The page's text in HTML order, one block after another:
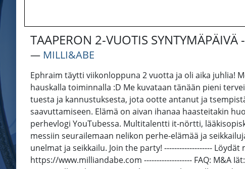
TAAPERON 2-VUOTIS SYNTYMÄPÄIVÄ
― MILLI&ABE
Ephraim täytti viikonloppuna 2 vuotta ja oli aika juhlia!
hauskalla toiminnalla :D Me kuvataan tänään pieni
tuesta ja kannustuksesta, jota ootte antanut ja
saavuttamiseen. Elämä on aivan ihanaa haasteitakin
perhevlogi YouTubessa. Multitalentti it-nörtti,
messiin seurailemaan nelikon perhe-elämää ja
unelmat ja seikkailu. Join the party! -------------------
https://www.milliandabe.com ------------------- FAQ: M&A